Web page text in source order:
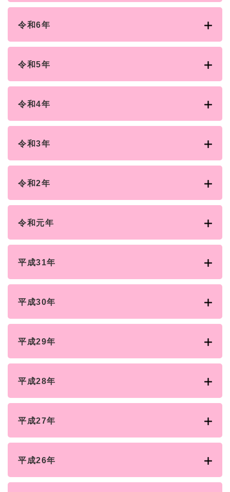
令和6年
令和5年
令和4年
令和3年
令和2年
令和元年
平成31年
平成30年
平成29年
平成28年
平成27年
平成26年